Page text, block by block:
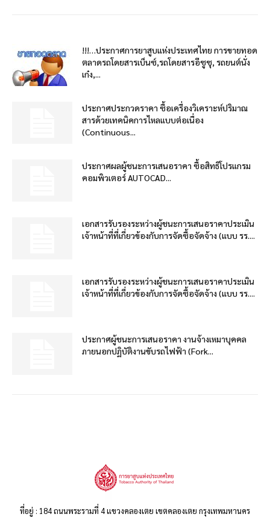
!!!…ประกาศการยาสูบแห่งประเทศไทย การขายทอด
ตลาดรถโดยสารเบ็นซ์,รถโดยสารอีซูซุ, รถยนต์นั่ง
เก๋ง,...
ประกาศประกวดราคา ซื้อเครื่องวิเคราะห์ปริมาณ
สารด้วยเทคนิคการไหลแบบต่อเนื่อง
(Continuous...
ประกาศผลผู้ชนะการเสนอราคา ซื้อสิทธิโปรแกรม
คอมพิวเตอร์ AUTOCAD...
เอกสารรับรองระหว่างผู้ชนะการเสนอราคาประเมิน
เจ้าหน้าที่ที่เกี่ยวข้องกับการจัดซื้อจัดจ้าง (แบบ รร....
เอกสารรับรองระหว่างผู้ชนะการเสนอราคาประเมิน
เจ้าหน้าที่ที่เกี่ยวข้องกับการจัดซื้อจัดจ้าง (แบบ รร....
ประกาศผู้ชนะการเสนอราคา งานจ้างเหมาบุคคล
ภายนอกปฏิบัติงานขับรถไฟฟ้า (Fork...
ที่อยู่ : 184 ถนนพระรามที่ 4 แขวงคลองเตย เขตคลองเตย กรุงเทพมหานคร